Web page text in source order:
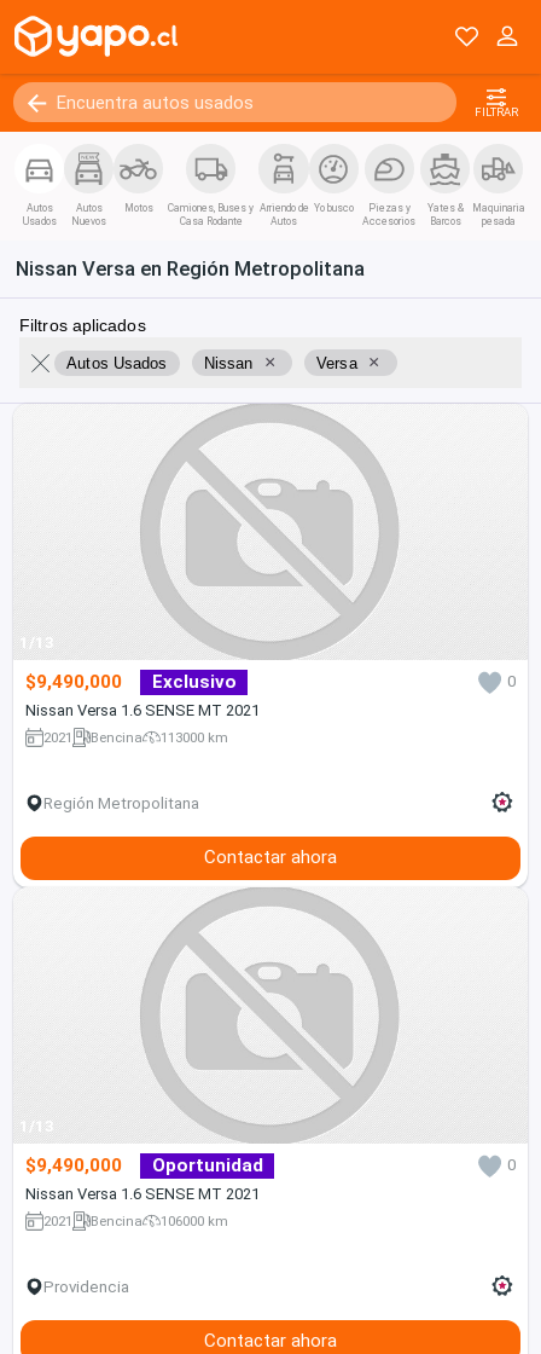
FILTRAR
Autos
Usados
Autos
Nuevos
Motos
Camiones, Buses y
Casa Rodante
Arriendo de
Autos
Yo busco
Piezas y
Accesorios
Yates &
Barcos
Maquinaria
pesada
Nissan Versa en Región Metropolitana
Filtros aplicados
Autos Usados Nissan × Versa ×
1/13
$9,490,000 Exclusivo
0
Nissan Versa 1.6 SENSE MT 2021
2021 Bencina 113000 km
Región Metropolitana
Contactar ahora
1/13
$9,490,000 Oportunidad
0
Nissan Versa 1.6 SENSE MT 2021
2021 Bencina 106000 km
Providencia
Contactar ahora